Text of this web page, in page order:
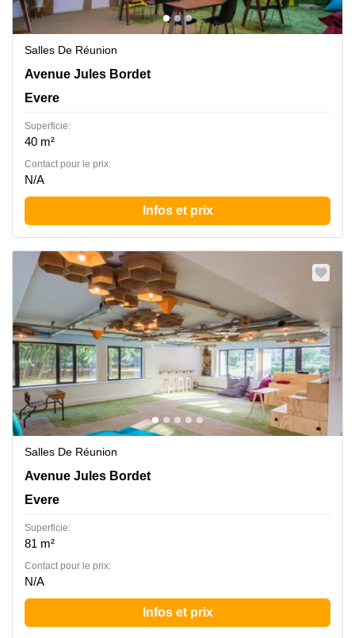
Salles De Réunion
Jules Bordetlaan 13, Evere
Avenue Jules Bordet
Evere
Superficie:
40 m²
Contact pour le prix:
N/A
Infos et prix
Salles De Réunion
Jules Bordetlaan 13, Evere
Avenue Jules Bordet
Evere
Superficie:
81 m²
Contact pour le prix:
N/A
Infos et prix